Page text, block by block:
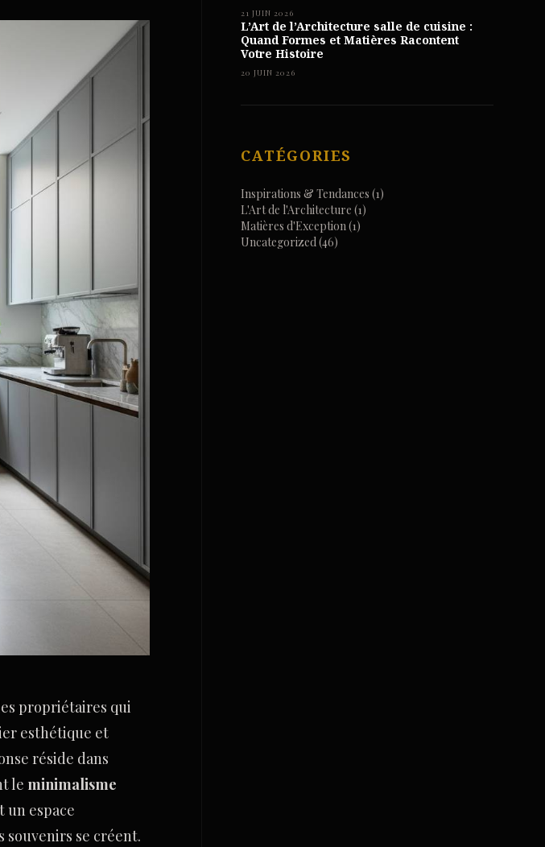
propriétaires qui
esthétique et
réside dans
le minimalisme
un espace
souvenirs se créent.
21 JUIN 2026
L’Art de l’Architecture salle de cuisine :
Quand Formes et Matières Racontent
Votre Histoire
20 JUIN 2026
CATÉGORIES
Inspirations & Tendances (1)
L'Art de l'Architecture (1)
Matières d'Exception(1)
Uncategorized(46)